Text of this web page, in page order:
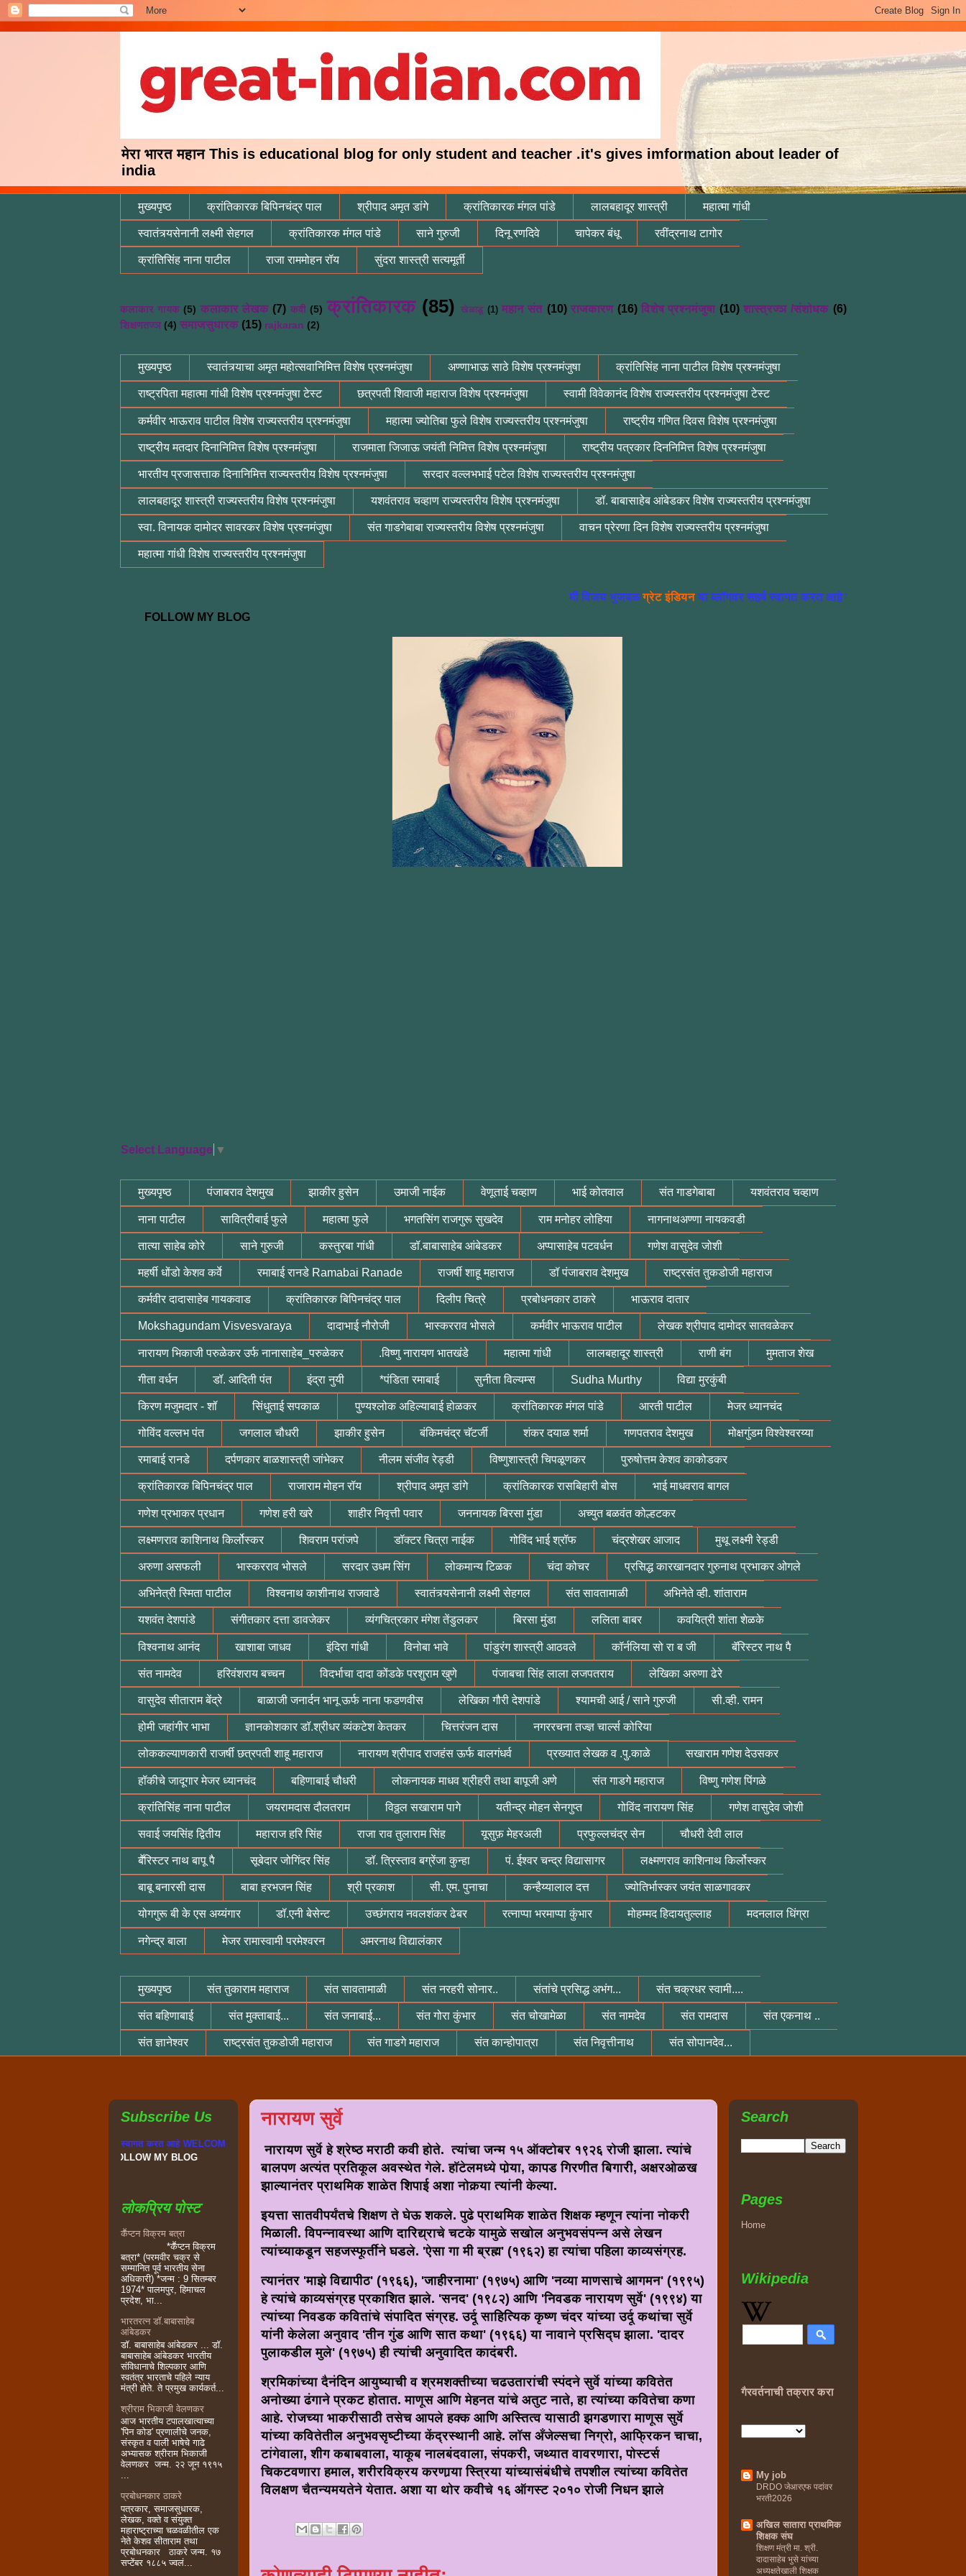
मेरा भारत महान This is educational blog for only student and teacher .it's gives imformation about leader of
india
मुख्यपृष्ठ क्रांतिकारक बिपिनचंद्र पाल श्रीपाद अमृत डांगे क्रांतिकारक मंगल पांडे लालबहादूर शास्त्री महात्मा गांधी
स्वातंत्र्यसेनानी लक्ष्मी सेहगल क्रांतिकारक मंगल पांडे साने गुरुजी दिनू रणदिवे चापेकर बंधू रवींद्रनाथ टागोर
क्रांतिसिंह नाना पाटील राजा राममोहन रॉय सुंदरा शास्त्री सत्यमूर्ती
कलाकार गायक (5) कलाकार लेखक (7) कवी (5) क्रांतिकारक (85) खेळाडू (1) महान संत (10) राजकारण (16) विशेष प्रश्नमंजुषा (10) शास्त्रज्ञ /संशोधक (6)
शिक्षणतज्ञ (4) समाजसुधारक (15) rajkaran (2)
मुख्यपृष्ठ स्वातंत्र्याचा अमृत महोत्सवानिमित्त विशेष प्रश्नमंजुषा अण्णाभाऊ साठे विशेष प्रश्नमंजुषा क्रांतिसिंह नाना पाटील विशेष प्रश्नमंजुषा
राष्ट्रपिता महात्मा गांधी विशेष प्रश्नमंजुषा टेस्ट छत्रपती शिवाजी महाराज विशेष प्रश्नमंजुषा स्वामी विवेकानंद विशेष राज्यस्तरीय प्रश्नमंजुषा टेस्ट
कर्मवीर भाऊराव पाटील विशेष राज्यस्तरीय प्रश्नमंजुषा महात्मा ज्योतिबा फुले विशेष राज्यस्तरीय प्रश्नमंजुषा राष्ट्रीय गणित दिवस विशेष प्रश्नमंजुषा
राष्ट्रीय मतदार दिनानिमित्त विशेष प्रश्नमंजुषा राजमाता जिजाऊ जयंती निमित्त विशेष प्रश्नमंजुषा राष्ट्रीय पत्रकार दिननिमित्त विशेष प्रश्नमंजुषा
भारतीय प्रजासत्ताक दिनानिमित्त राज्यस्तरीय विशेष प्रश्नमंजुषा सरदार वल्लभभाई पटेल विशेष राज्यस्तरीय प्रश्नमंजुषा
लालबहादूर शास्त्री राज्यस्तरीय विशेष प्रश्नमंजुषा यशवंतराव चव्हाण राज्यस्तरीय विशेष प्रश्नमंजुषा डॉ. बाबासाहेब आंबेडकर विशेष राज्यस्तरीय प्रश्नमंजुषा
स्वा. विनायक दामोदर सावरकर विशेष प्रश्नमंजुषा संत गाडगेबाबा राज्यस्तरीय विशेष प्रश्नमंजुषा वाचन प्रेरणा दिन विशेष राज्यस्तरीय प्रश्नमंजुषा
महात्मा गांधी विशेष राज्यस्तरीय प्रश्नमंजुषा
मी विजय भुजबळग्रेट इंडियनया ब्लॉगवर सहर्ष स्वागत करत आहे या ब्लॉग वरती आपणास भारत देशातील
FOLLOW MY BLOG
Select Language ▼
मुख्यपृष्ठ पंजाबराव देशमुख झाकीर हुसेन उमाजी नाईक वेणूताई चव्हाण भाई कोतवाल संत गाडगेबाबा यशवंतराव चव्हाण
नाना पाटील सावित्रीबाई फुले महात्मा फुले भगतसिंग राजगुरू सुखदेव राम मनोहर लोहिया नागनाथअण्णा नायकवडी
तात्या साहेब कोरे साने गुरुजी कस्तुरबा गांधी डॉ.बाबासाहेब आंबेडकर अप्पासाहेब पटवर्धन गणेश वासुदेव जोशी
महर्षी धोंडो केशव कर्वे रमाबाई रानडे Ramabai Ranade राजर्षी शाहू महाराज डॉ पंजाबराव देशमुख राष्ट्रसंत तुकडोजी महाराज
कर्मवीर दादासाहेब गायकवाड क्रांतिकारक बिपिनचंद्र पाल दिलीप चित्रे प्रबोधनकार ठाकरे भाऊराव दातार
Mokshagundam Visvesvaraya दादाभाई नौरोजी भास्करराव भोसले कर्मवीर भाऊराव पाटील लेखक श्रीपाद दामोदर सातवळेकर
नारायण भिकाजी परुळेकर उर्फ नानासाहेब_परुळेकर .विष्णु नारायण भातखंडे महात्मा गांधी लालबहादूर शास्त्री राणी बंग मुमताज शेख
गीता वर्धन डॉ. आदिती पंत इंद्रा नुयी *पंडिता रमाबाई सुनीता विल्यम्स Sudha Murthy विद्या मुरकुंबी
किरण मजुमदार - शॉ सिंधुताई सपकाळ पुण्यश्लोक अहिल्याबाई होळकर क्रांतिकारक मंगल पांडे आरती पाटील मेजर ध्यानचंद
गोविंद वल्लभ पंत जगलाल चौधरी झाकीर हुसेन बंकिमचंद्र चॅटर्जी शंकर दयाळ शर्मा गणपतराव देशमुख मोक्षगुंडम विश्वेश्वरय्या
रमाबाई रानडे दर्पणकार बाळशास्त्री जांभेकर नीलम संजीव रेड्डी विष्णुशास्त्री चिपळूणकर पुरुषोत्तम केशव काकोडकर
क्रांतिकारक बिपिनचंद्र पाल राजाराम मोहन रॉय श्रीपाद अमृत डांगे क्रांतिकारक रासबिहारी बोस भाई माधवराव बागल
गणेश प्रभाकर प्रधान गणेश हरी खरे शाहीर निवृत्ती पवार जननायक बिरसा मुंडा अच्युत बळवंत कोल्हटकर
लक्ष्मणराव काशिनाथ किर्लोस्कर शिवराम परांजपे डॉक्टर चित्रा नाईक गोविंद भाई श्रॉफ चंद्रशेखर आजाद मुथू लक्ष्मी रेड्डी
अरुणा असफली भास्करराव भोसले सरदार उधम सिंग लोकमान्य टिळक चंदा कोचर प्रसिद्ध कारखानदार गुरुनाथ प्रभाकर ओगले
अभिनेत्री स्मिता पाटील विश्वनाथ काशीनाथ राजवाडे स्वातंत्र्यसेनानी लक्ष्मी सेहगल संत सावतामाळी अभिनेते व्ही. शांताराम
यशवंत देशपांडे संगीतकार दत्ता डावजेकर व्यंगचित्रकार मंगेश तेंडुलकर बिरसा मुंडा ललिता बाबर कवयित्री शांता शेळके
विश्वनाथ आनंद खाशाबा जाधव इंदिरा गांधी विनोबा भावे पांडुरंग शास्त्री आठवले कॉर्नलिया सो रा ब जी बॅरिस्टर नाथ पै
संत नामदेव हरिवंशराय बच्चन विदर्भाचा दादा कोंडके परशुराम खुणे पंजाबचा सिंह लाला लजपतराय लेखिका अरुणा ढेरे
वासुदेव सीताराम बेंद्रे बाळाजी जनार्दन भानू ऊर्फ नाना फडणवीस लेखिका गौरी देशपांडे श्यामची आई / साने गुरुजी सी.व्ही. रामन
होमी जहांगीर भाभा ज्ञानकोशकार डॉ.श्रीधर व्यंकटेश केतकर चित्तरंजन दास नगररचना तज्ज्ञ चार्ल्स कोरिया
लोककल्याणकारी राजर्षी छत्रपती शाहू महाराज नारायण श्रीपाद राजहंस ऊर्फ बालगंधर्व प्रख्यात लेखक व .पु.काळे सखाराम गणेश देउसकर
हॉकीचे जादूगार मेजर ध्यानचंद बहिणाबाई चौधरी लोकनायक माधव श्रीहरी तथा बापूजी अणे संत गाडगे महाराज विष्णु गणेश पिंगळे
क्रांतिसिंह नाना पाटील जयरामदास दौलतराम विठ्ठल सखाराम पागे यतीन्द्र मोहन सेनगुप्त गोविंद नारायण सिंह गणेश वासुदेव जोशी
सवाई जयसिंह द्वितीय महाराज हरि सिंह राजा राव तुलाराम सिंह यूसुफ़ मेहरअली प्रफुल्लचंद्र सेन चौधरी देवी लाल
बॕरिस्टर नाथ बापू पै सूबेदार जोगिंदर सिंह डॉ. त्रिस्ताव बग्रेंजा कुन्हा पं. ईश्वर चन्द्र विद्यासागर लक्ष्मणराव काशिनाथ किर्लोस्कर
बाबू बनारसी दास बाबा हरभजन सिंह श्री प्रकाश सी. एम. पुनाचा कन्हैय्यालाल दत्त ज्योतिर्भास्कर जयंत साळगावकर
योगगुरू बी के एस अय्यंगार डॉ.एनी बेसेन्ट उच्छंगराय नवलशंकर ढेबर रत्नाप्पा भरमाप्पा कुंभार मोहम्मद हिदायतुल्लाह मदनलाल धिंग्रा
नगेन्द्र बाला मेजर रामास्वामी परमेश्वरन अमरनाथ विद्यालंकार
मुख्यपृष्ठ संत तुकाराम महाराज संत सावतामाळी संत नरहरी सोनार.. संतांचे प्रसिद्ध अभंग... संत चक्रधर स्वामी....
संत बहिणाबाई संत मुक्ताबाई... संत जनाबाई... संत गोरा कुंभार संत चोखामेळा संत नामदेव संत रामदास संत एकनाथ ..
संत ज्ञानेश्वर राष्ट्रसंत तुकडोजी महाराज संत गाडगे महाराज संत कान्होपात्रा संत निवृत्तीनाथ संत सोपानदेव...
नारायण सुर्वे
नारायण सुर्वे हे श्रेष्ठ मराठी कवी होते. त्यांचा जन्म १५ ऑक्टोबर १९२६ रोजी झाला. त्यांचे
बालपण अत्यंत प्रतिकूल अवस्थेत गेले. हॉटेलमध्ये पोर्‍या, कापड गिरणीत बिगारी, अक्षरओळख
झाल्यानंतर प्राथमिक शाळेत शिपाई अशा नोकर्‍या त्यांनी केल्या.
इयत्ता सातवीपर्यंतचे शिक्षण ते घेऊ शकले. पुढे प्राथमिक शाळेत शिक्षक म्हणून त्यांना नोकरी
मिळाली. विपन्नावस्था आणि दारिद्य्राचे चटके यामुळे सखोल अनुभवसंपन्न असे लेखन
त्यांच्याकडून सहजस्फूर्तीने घडले. 'ऐसा गा मी ब्रह्म' (१९६२) हा त्यांचा पहिला काव्यसंग्रह.
त्यानंतर 'माझे विद्यापीठ' (१९६६), 'जाहीरनामा' (१९७५) आणि 'नव्या माणसाचे आगमन' (१९९५)
हे त्यांचे काव्यसंग्रह प्रकाशित झाले. 'सनद' (१९८२) आणि 'निवडक नारायण सुर्वे' (१९९४) या
त्यांच्या निवडक कवितांचे संपादित संग्रह. उर्दू साहित्यिक कृष्ण चंदर यांच्या उर्दू कथांचा सुर्वे
यांनी केलेला अनुवाद 'तीन गुंड आणि सात कथा' (१९६६) या नावाने प्रसिद्घ झाला. 'दादर
पुलाकडील मुले' (१९७५) ही त्यांची अनुवादित कादंबरी.
श्रमिकांच्या दैनंदिन आयुष्याची व श्रमशक्तीच्या चढउतारांची स्पंदने सुर्वे यांच्या कवितेत
अनोख्या ढंगाने प्रकट होतात. माणूस आणि मेहनत यांचे अतुट नाते, हा त्यांच्या कवितेचा कणा
आहे. रोजच्या भाकरीसाठी तसेच आपले हक्क आणि अस्तित्व यासाठी झगडणारा माणूस सुर्वे
यांच्या कवितेतील अनुभवसृष्टीच्या केंद्रस्थानी आहे. लॉस अँजेल्सचा निग्रो, आफ्रिकन चाचा,
टांगेवाला, शीग कबाबवाला, याकूब नालबंदवाला, संपकरी, जथ्यात वावरणारा, पोस्टर्स
चिकटवणारा हमाल, शरीरविक्रय करणार्‍या स्त्रिया यांच्यासंबंधीचे तपशील त्यांच्या कवितेत
विलक्षण चैतन्यमयतेने येतात. अशा या थोर कवीचे १६ ऑगस्ट २०१० रोजी निधन झाले
Subscribe Us
या ब्लॉगवर सहर्ष स्वागत करत आहे WELCOME TO MY BLOG GREAT INDIAN THANKS FOR VISIT MY BLOG AND FOLLOW MY BLOG
FOLLOW MY BLOG
लोकप्रिय पोस्ट
कॕप्टन विक्रम बत्रा
*कॕप्टन विक्रम
बत्रा* (परमवीर चक्र से
सम्मानित पूर्व भारतीय सेना
अधिकारी) *जन्म : 9 सितम्बर
1974* पालमपुर, हिमाचल
प्रदेश, भा...
भारतरत्न डॉ.बाबासाहेब
आंबेडकर
डॉ. बाबासाहेब आंबेडकर ... डॉ.
बाबासाहेब आंबेडकर भारतीय
संविधानाचे शिल्पकार आणि
स्वतंत्र भारताचे पहिले न्याय
मंत्री होते. ते प्रमुख कार्यकर्त...
श्रीराम भिकाजी वेलणकर
आज भारतीय टपालखात्याच्या
'पिन कोड' प्रणालीचे जनक,
संस्कृत व पाली भाषेचे गाढे
अभ्यासक श्रीराम भिकाजी
वेलणकर जन्म. २२ जून १९१५
...
प्रबोधनकार ठाकरे
पत्रकार, समाजसुधारक,
लेखक, वक्ते व संयुक्त
महाराष्ट्राच्या चळवळीतील एक
नेते केशव सीताराम तथा
प्रबोधनकार ठाकरे जन्म. १७
सप्टेंबर १८८५ ज्वलं...
Search
Pages
Home
Wikipedia
गैरवर्तनाची तक्रार करा
My job
DRDO जेआरएफ पदांवर
भरती2026
अखिल सातारा प्राथमिक
शिक्षक संघ
शिक्षण मंत्री मा. श्री.
दादासाहेब भुसे यांच्या
अध्यक्षतेखाली शिक्षक